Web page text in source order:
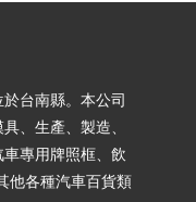
台南縣。本公司
、生產、製造、
專用牌照框、飲
他各種汽車百貨類